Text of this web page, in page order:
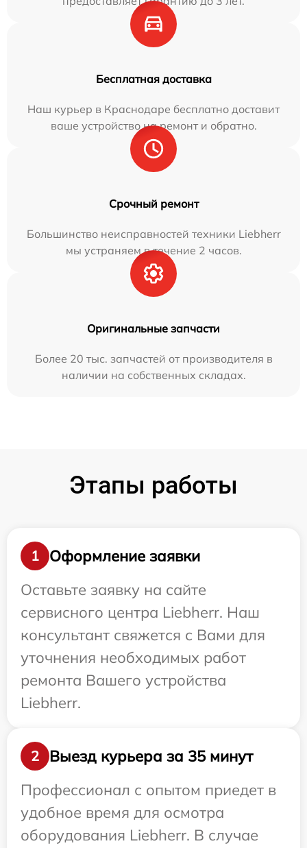
Бесплатная доставка
Наш курьер в Краснодаре бесплатно доставит
ваше устройство на ремонт и обратно.
Срочный ремонт
Большинство неисправностей техники Liebherr
мы устраняем в течение 2 часов.
Оригинальные запчасти
Более 20 тыс. запчастей от производителя в
наличии на собственных складах.
Этапы работы
1
Оформление заявки
Оставьте заявку на сайте
сервисного центра Liebherr. Наш
консультант свяжется с Вами для
уточнения необходимых работ
ремонта Вашего устройства
Liebherr.
2
Выезд курьера за 35 минут
Профессионал с опытом приедет в
удобное время для осмотра
оборудования Liebherr. В случае